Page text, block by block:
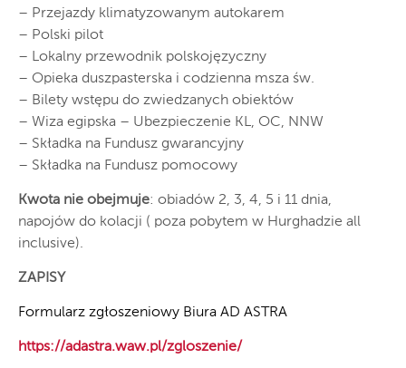
– Przejazdy klimatyzowanym autokarem
– Polski pilot
– Lokalny przewodnik polskojęzyczny
– Opieka duszpasterska i codzienna msza św.
– Bilety wstępu do zwiedzanych obiektów
– Wiza egipska – Ubezpieczenie KL, OC, NNW
– Składka na Fundusz gwarancyjny
– Składka na Fundusz pomocowy
Kwota nie obejmuje: obiadów 2, 3, 4, 5 i 11 dnia,
napojów do kolacji ( poza pobytem w Hurghadzie all
inclusive).
ZAPISY
Formularz zgłoszeniowy Biura AD ASTRA
https://adastra.waw.pl/zgloszenie/